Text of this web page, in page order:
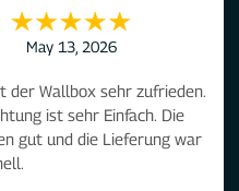
May 13, 2026
der Wallbox sehr zufrieden.
ist sehr Einfach. Die
gut und die Lieferung war